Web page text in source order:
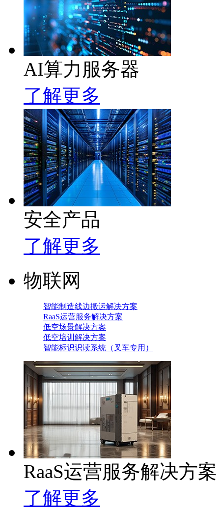
AI算力服务器
了解更多
安全产品
了解更多
物联网
智能制造线边搬运解决方案
RaaS运营服务解决方案
低空场景解决方案
低空培训解决方案
智能标识识读系统（叉车专用）
RaaS运营服务解决方案
了解更多